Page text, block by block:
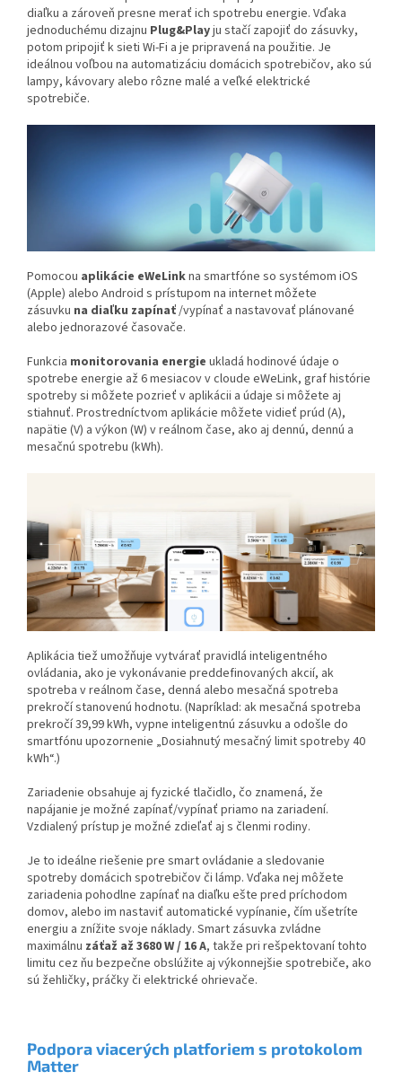
diaľku a zároveň presne merať ich spotrebu energie. Vďaka
jednoduchému dizajnu Plug&Playju stačí zapojiť do zásuvky,
potom pripojiť k sieti Wi-Fi a je pripravená na použitie. Je
ideálnou voľbou na automatizáciu domácich spotrebičov, ako sú
lampy, kávovary alebo rôzne malé a veľké elektrické
spotrebiče.
Pomocou aplikácie eWeLinkna smartfóne so systémom iOS
(Apple) alebo Android s prístupom na internet môžete
zásuvku na diaľku zapínať/vypínať a nastavovať plánované
alebo jednorazové časovače.
Funkcia monitorovania energie ukladá hodinové údaje o
spotrebe energie až 6 mesiacov v cloude eWeLink, graf histórie
spotreby si môžete pozrieť v aplikácii a údaje si môžete aj
stiahnuť. Prostredníctvom aplikácie môžete vidieť prúd (A),
napätie (V) a výkon (W) v reálnom čase, ako aj dennú, dennú a
mesačnú spotrebu (kWh).
Aplikácia tiež umožňuje vytvárať pravidlá inteligentného
ovládania, ako je vykonávanie preddefinovaných akcií, ak
spotreba v reálnom čase, denná alebo mesačná spotreba
prekročí stanovenú hodnotu. (Napríklad: ak mesačná spotreba
prekročí 39,99 kWh, vypne inteligentnú zásuvku a odošle do
smartfónu upozornenie „Dosiahnutý mesačný limit spotreby 40
kWh“.)
Zariadenie obsahuje aj fyzické tlačidlo, čo znamená, že
napájanie je možné zapínať/vypínať priamo na zariadení.
Vzdialený prístup je možné zdieľať aj s členmi rodiny.
Je to ideálne riešenie pre smart ovládanie a sledovanie
spotreby domácich spotrebičov či lámp. Vďaka nej môžete
zariadenia pohodlne zapínať na diaľku ešte pred príchodom
domov, alebo im nastaviť automatické vypínanie, čím ušetríte
energiu a znížite svoje náklady. Smart zásuvka zvládne
maximálnu záťaž až 3680 W / 16 A, takže pri rešpektovaní tohto
limitu cez ňu bezpečne obslúžite aj výkonnejšie spotrebiče, ako
sú žehličky, práčky či elektrické ohrievače.
Podpora viacerých platforiem s protokolom
Matter